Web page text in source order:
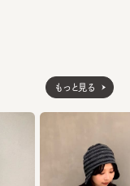
もっと見る